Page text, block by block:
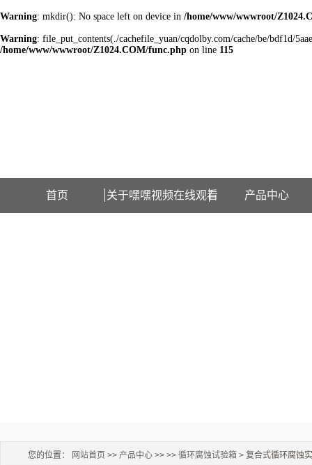
Warning: mkdir(): No space left on device in /home/www/wwwroot/
Warning: file_put_contents(./cachefile_yuan/cqdolby.com/cache/be/bdf1d/
/home/www/wwwroot/Z1024.COM/func.php on line 115
首页 关于嘿嘿视频在线观看 产品中心
您的位置： 网站首页 >> 产品中心 >> >> 循环腐蚀试验箱 > 复合式循环腐蚀